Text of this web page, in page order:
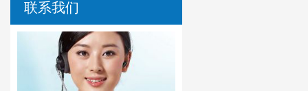
联系我们